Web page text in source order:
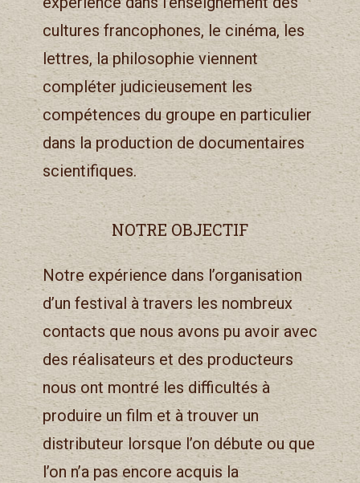
cultures francophones, le cinéma, les
lettres, la philosophie viennent
compléter judicieusement les
compétences du groupe en particulier
dans la production de documentaires
scientifiques.
NOTRE OBJECTIF
Notre expérience dans l’organisation
d’un festival à travers les nombreux
contacts que nous avons pu avoir avec
des réalisateurs et des producteurs
nous ont montré les difficultés à
produire un film et à trouver un
distributeur lorsque l’on débute ou que
l’on n’a pas encore acquis la